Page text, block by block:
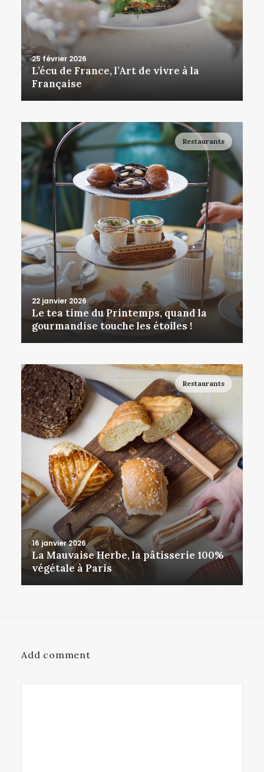
25 février 2026
L’écu de France, l’Art de vivre à la
Française
Restaurants
22 janvier 2026
Le tea time du Printemps, quand la
gourmandise touche les étoiles !
Restaurants
16 janvier 2026
La Mauvaise Herbe, la pâtisserie 100%
végétale à Paris
Add comment